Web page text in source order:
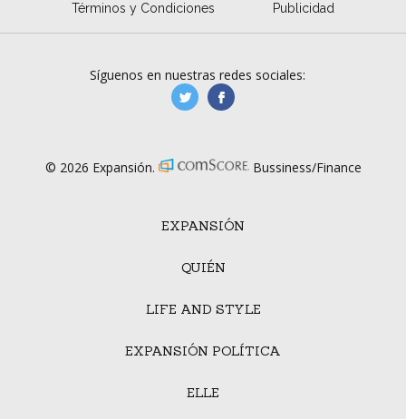
Términos y Condiciones Publicidad
EXPANSIÓN
QUIÉN
LIFE AND STYLE
EXPANSIÓN POLÍTICA
ELLE
Síguenos en nuestras redes sociales:
manufacturaGE
© 2026 Expansión. Bussiness/Finance